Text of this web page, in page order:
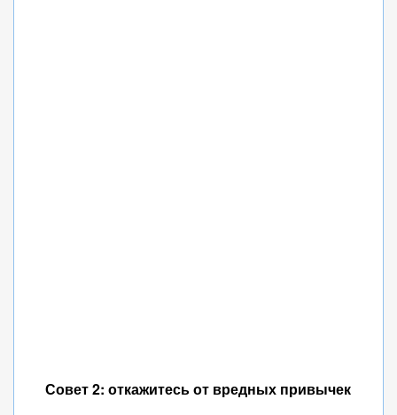
Совет 2: откажитесь от вредных привычек